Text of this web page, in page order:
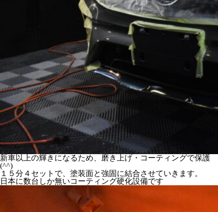
新車以上の輝きになるため、磨き上げ・コーティングで保護
(^^)
１５分４セットで、塗装面と強固に結合させていきます。
日本に数台しか無いコーティング硬化設備です